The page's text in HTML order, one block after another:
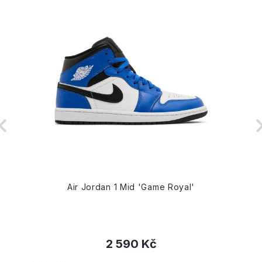
Air Jordan 1 Mid 'Game Royal'
2 590 Kč